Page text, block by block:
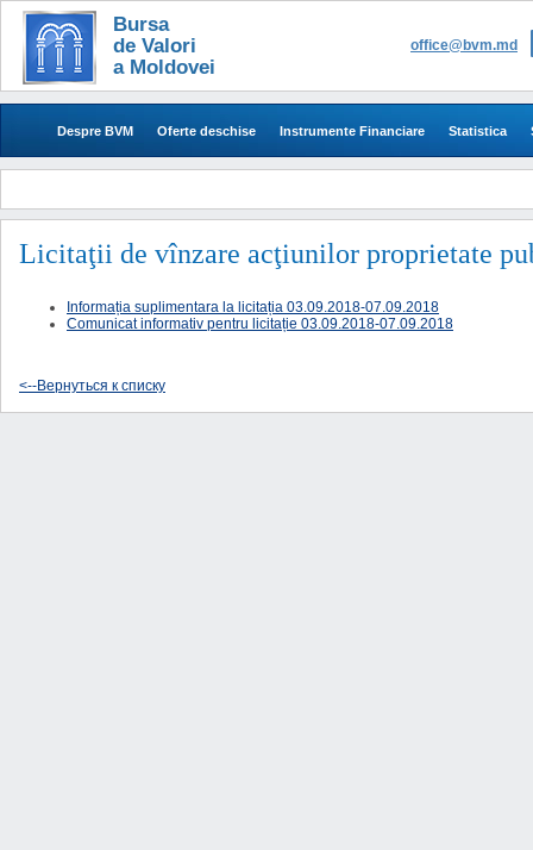
Bursa
de Valori
a Moldovei
office@bvm.md
Despre BVM Oferte deschise Instrumente Financiare Statistica
Licitaţii de vînzare acţiunilor proprietate
Informația suplimentara la licitația 03.09.2018-07.09.2018
Comunicat informativ pentru licitație 03.09.2018-07.09.2018
<--Вернуться к списку